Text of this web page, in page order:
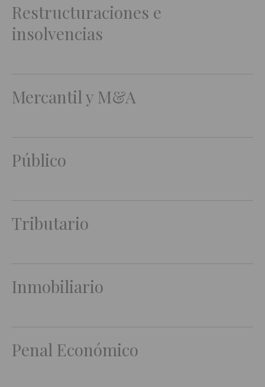
Restructuraciones e
insolvencias
Mercantil y M&A
Público
Tributario
Inmobiliario
Penal Económico